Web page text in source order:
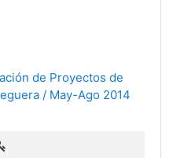
de Proyectos de
/ May-Ago 2014